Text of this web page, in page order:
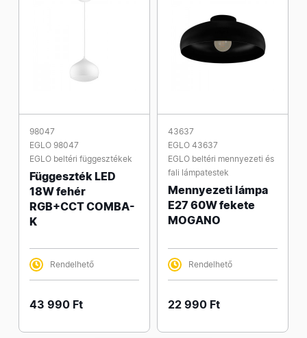
98047
EGLO 98047
EGLO beltéri függesztékek
Függeszték LED
18W fehér
RGB+CCT COMBA-
K
Rendelhető
43 990 Ft
43637
EGLO 43637
EGLO beltéri mennyezeti és
fali lámpatestek
Mennyezeti lámpa
E27 60W fekete
MOGANO
Rendelhető
22 990 Ft